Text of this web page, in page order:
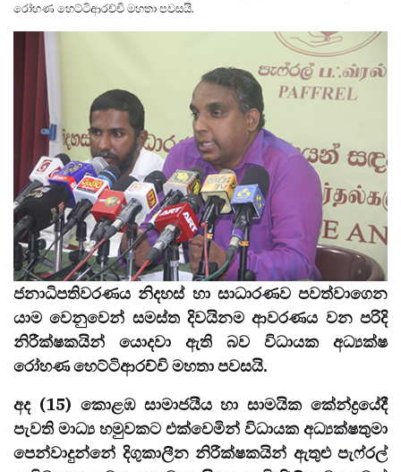
රෝහණ හෙට්ටිආරච්චි මහතා පවසයි.
ජනාධිපතිවරණය නිදහස් හා සාධාරණව පවත්වාගෙන
යාම වෙනුවෙන් සමස්ත දිවයිනම ආවරණය වන පරිදි
නිරීක්ෂකයින් යොදවා ඇති බව විධායක අධ්‍යක්ෂ
රෝහණ හෙට්ටිආරච්චි මහතා පවසයි.
අද (15) කොළඹ සාමාජයීය හා සාමයික කේන්ද්‍රයේදී
පැවති මාධ්‍ය හමුවකට එක්වෙමින් විධායක අධ්‍යක්ෂතුමා
පෙන්වාදුන්නේ දිගුකාලීන නිරීක්ෂකයින් ඇතුළු පැෆ්රල්